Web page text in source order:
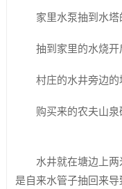
家里水泵抽到水塔
抽到家里的水烧开
村庄的水井旁边的
购买来的农夫山泉
水井就在塘边上
是自来水管子抽回来